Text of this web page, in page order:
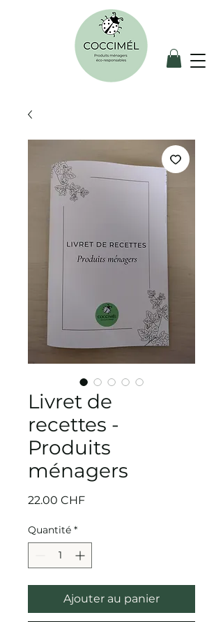
Livret de
recettes -
Produits
ménagers
22.00 CHFPrix
Quantité *
Ajouter au panier